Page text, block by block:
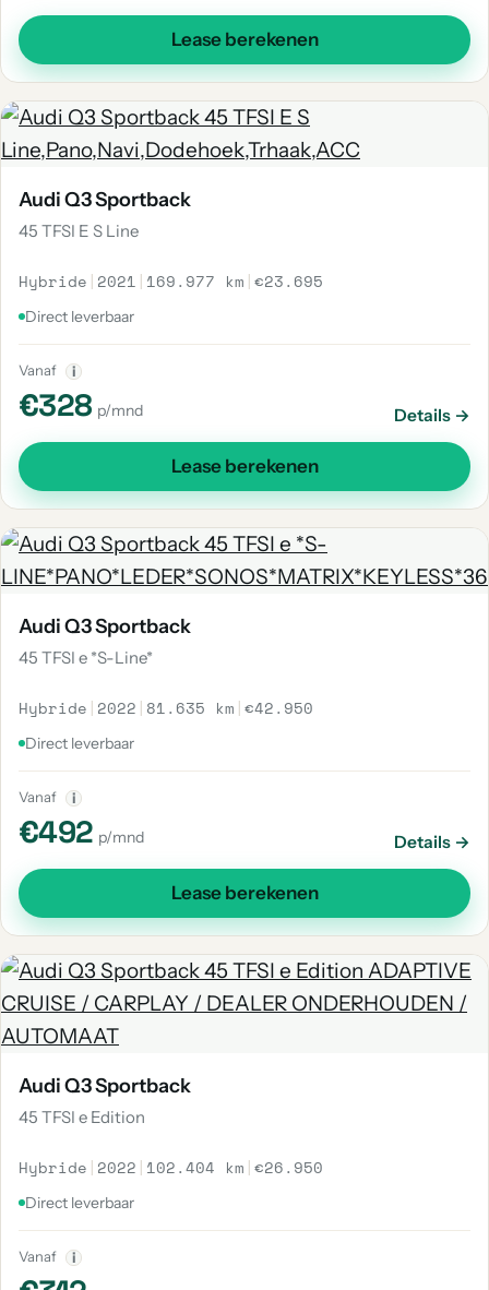
Lease berekenen
Audi Q3 Sportback
45 TFSI E S Line
Hybride | 2021 | 169.977 km |€23.695
Direct leverbaar
Vanaf i
€328 p/mnd Details →
Lease berekenen
Audi Q3 Sportback
45 TFSI e *S-Line*
Hybride | 2022 | 81.635 km |€42.950
Direct leverbaar
Vanaf i
€492 p/mnd Details →
Lease berekenen
Audi Q3 Sportback
45 TFSI e Edition
Hybride | 2022 | 102.404 km |€26.950
Direct leverbaar
Vanaf i